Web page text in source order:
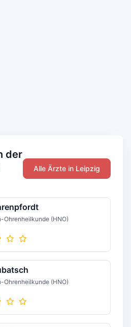
der
Alle Ärzte in Leipzig
Ohrenheilkunde (HNO)
Ohrenheilkunde (HNO)